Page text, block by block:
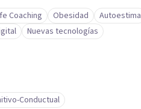
Coaching Obesidad Autoestima
Nuevas tecnologías
Conductual